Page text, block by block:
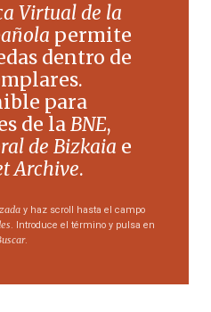
Virtual de la
permite
dentro de
para
de laBNE,
de Bizkaia e
Archive.
y haz scroll hasta el campo
. Introduce el término y pulsa en
.